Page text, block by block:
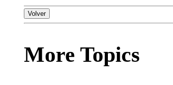
Volver
More Topics